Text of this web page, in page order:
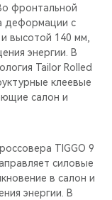
фронтальной
деформации с
высотой 140 мм,
энергии. В
Tailor Rolled
клеевые
салон и
TIGGO 9
силовые
в салон и
энергии. В